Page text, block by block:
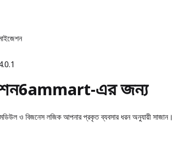
6ammart-এর জন্য
মডিউল ও বিজনেস লজিক আপনার প্রকৃত ব্যবসার ধরন অনুযায়ী সাজান।